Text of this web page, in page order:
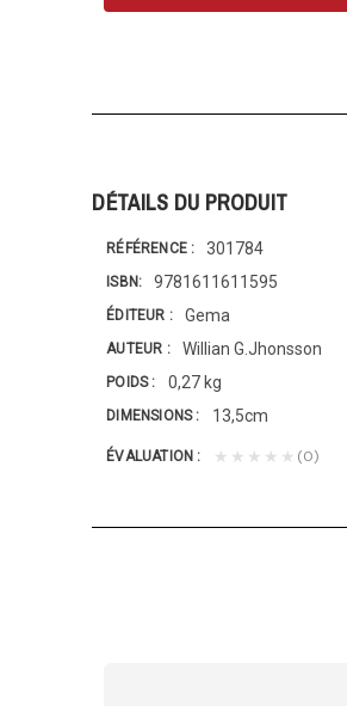
DÉTAILS DU PRODUIT
RÉFÉRENCE 301784
ISBN 9781611611595
ÉDITEUR Gema
AUTEUR Willian G.Jhonsson
POIDS 0,27 kg
DIMENSIONS 13,5cm
ÉVALUATION ★★★★★ (0)